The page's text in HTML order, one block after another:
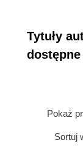
Tytuły
Pokaż
Sortuj